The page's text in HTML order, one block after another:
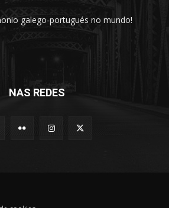
galego-portugués no mundo!
NAS REDES